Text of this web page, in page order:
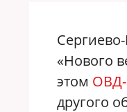
«Нового
этом
другого